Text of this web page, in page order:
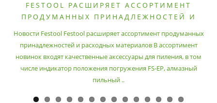
FESTOOL РАСШИРЯЕТ АССОРТИМЕНТ
ПРОДУМАННЫХ ПРИНАДЛЕЖНОСТЕЙ И
Новости Festool Festool расширяет ассортимент продуманных
принадлежностей и расходных материалов В ассортимент
новинок входят качественные аксессуары для пиления, в том
числе индикатор положения погружения FS-EP, алмазный
пильный ..